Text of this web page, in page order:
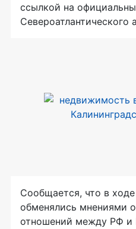
ссылкой на
Североатлантического
Сообщается, что в
обменялись мнениями
отношений между РФ и